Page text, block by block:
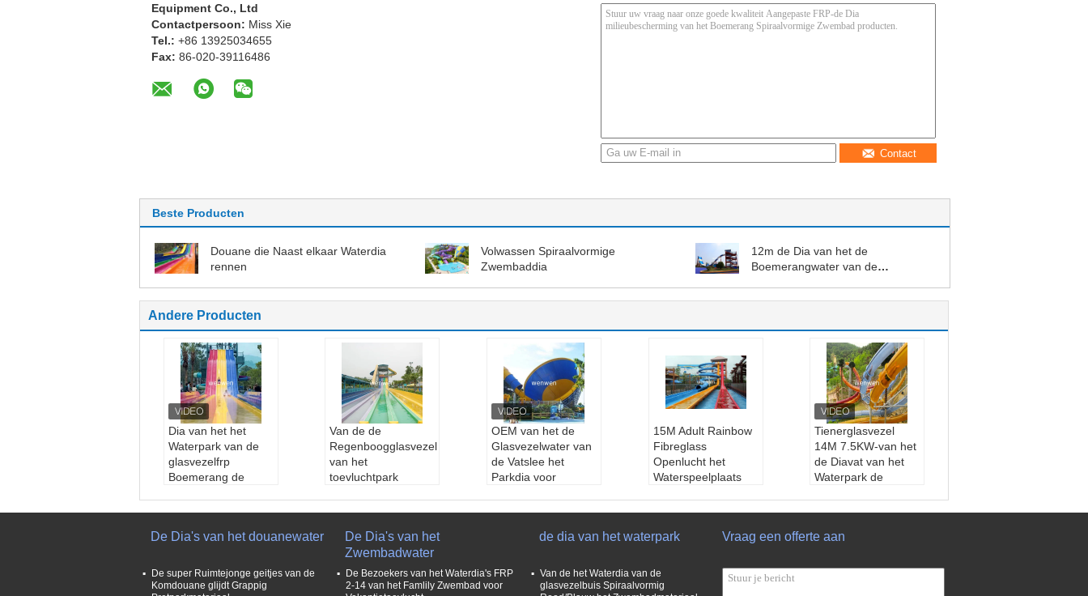
Equipment Co., Ltd
Contactpersoon: Miss Xie
Tel.: +86 13925034655
Fax: 86-020-39116486
Contact
Beste Producten
Douane die Naast elkaar Waterdia
rennen
Volwassen Spiraalvormige
Zwembaddia
12m de Dia van het de
Boemerangwater van de
Andere Producten
Dia van het het
Waterpark van de
glasvezelfrp
Boemerang de
et boemerangwater
Kleur:Aangepast
Grootte:Aangepast
Van de de
Regenboogglasvezel
van het
toevluchtpark
Naam:Het Waterdia
F van de regenboog
glasvezel
Kleur:aangepaste
OEM van het de
Glasvezelwater van
de Vatslee het
Parkdia voor
aangepaste
Type:
Openluchtwat
erspeelplaats
15M Adult Rainbow
Fibreglass
Openlucht het
Waterspeelplaats
glasvezel
erspeelplaats
Materiaal:
glasvezel
Tienerglasvezel
14M 7.5KW-van het
de Diavat van het
Waterpark de
Kleur:
erspeelplaats
De Dia's van het douanewater
De super Ruimtejonge geitjes van de
Komdouane glijdt Grappig
De Dia's van het
Zwembadwater
De Bezoekers van het Waterdia's FRP
2-14 van het Famlily Zwembad voor
de dia van het waterpark
Van de het Waterdia van de
glasvezelbuis Spiraalvormig
Vraag een offerte aan